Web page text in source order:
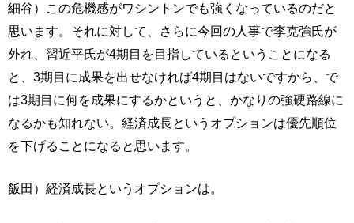
細谷）この危機感がワシントンでも強くなっているのだと
思います。それに対して、さらに今回の人事で李克強氏が
外れ、習近平氏が4期目を目指しているということになる
と、3期目に成果を出せなければ4期目はないですから、で
は3期目に何を成果にするかというと、かなりの強硬路線に
なるかも知れない。経済成長というオプションは優先順位
を下げることになると思います。
飯田）経済成長というオプションは。